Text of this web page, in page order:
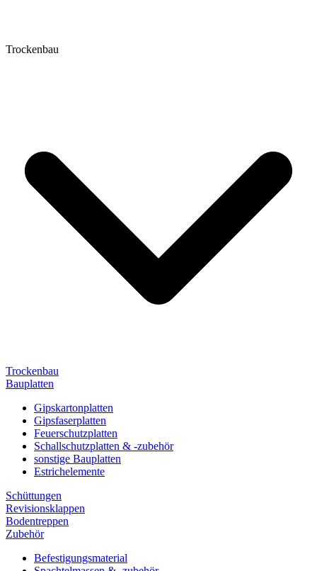
Trockenbau
Trockenbau
Bauplatten
Gipskartonplatten
Gipsfaserplatten
Feuerschutzplatten
Schallschutzplatten & -zubehör
sonstige Bauplatten
Estrichelemente
Schüttungen
Revisionsklappen
Bodentreppen
Zubehör
Befestigungsmaterial